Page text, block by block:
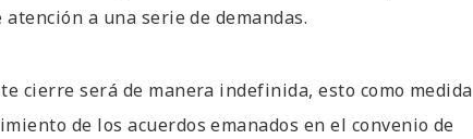
a una serie de demandas.
cierre será de manera indefinida, esto como medida
de los acuerdos emanados en el convenio de